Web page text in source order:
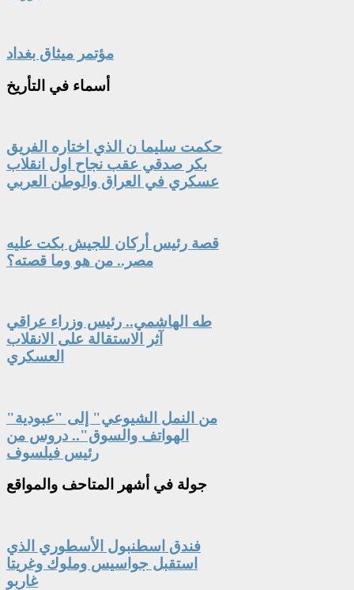
مؤتمر ميثاق بغداد
أسماء في التأريخ
حكمت سليما ن الذي اختاره الفريق
بكر صدقي عقب نجاح اول انقلاب
عسكري في العراق والوطن العربي
قصة رئيس أركان للجيش بكت عليه
مصر.. من هو وما قصته؟
طه الهاشمي.. رئيس وزراء عراقي
آثر الاستقالة على الانقلاب
العسكري
"من النمل الشيوعي" إلى "عبودية
الهواتف والسوق".. دروس من
رئيس فيلسوف
جولة في أشهر المتاحف والمواقع
فندق اسطنبول الأسطوري الذي
استقبل جواسيس وملوك وغريتا
غاربو